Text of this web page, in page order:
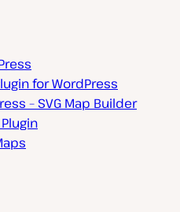
for WordPress
– SVG Map Builder